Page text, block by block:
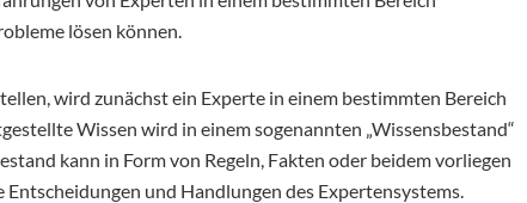
lösen können.
wird zunächst ein Experte in einem bestimmten Bereich
Wissen wird in einem sogenannten „Wissensbestand“
kann in Form von Regeln, Fakten oder beidem vorliegen
und Handlungen des Expertensystems.